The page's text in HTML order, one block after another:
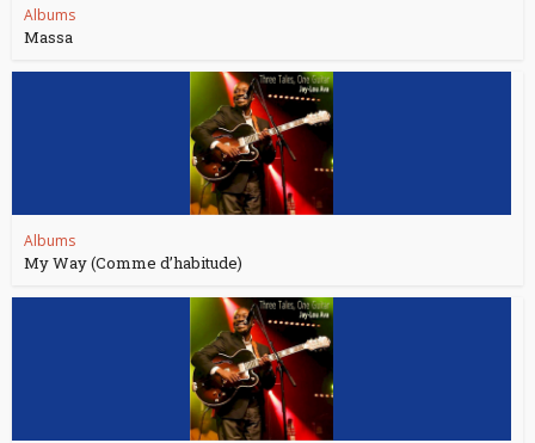
Albums
Massa
Albums
My Way (Comme d’habitude)